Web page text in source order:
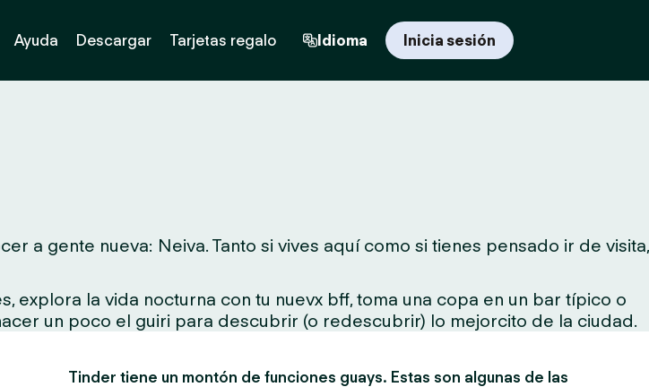
Ayuda Descargar Tarjetas regalo Idioma Inicia sesión
a gente nueva: Neiva. Tanto si vives aquí como si tienes pensado ir de visita,
explora la vida nocturna con tu nuevx bff, toma una copa en un bar típico o
un poco el guiri para descubrir (o redescubrir) lo mejorcito de la ciudad.
Tinder tiene un montón de funciones guays. Estas son algunas de las